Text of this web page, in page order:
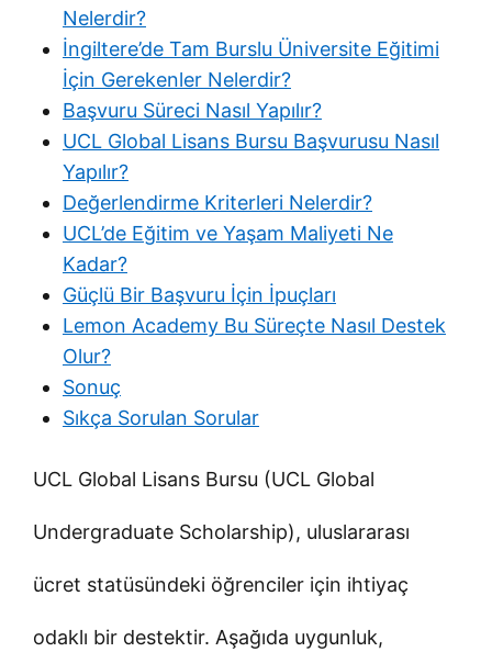
Nelerdir?
İngiltere’de Tam Burslu Üniversite Eğitimi
İçin Gerekenler Nelerdir?
Başvuru Süreci Nasıl Yapılır?
UCL Global Lisans Bursu Başvurusu Nasıl
Yapılır?
Değerlendirme Kriterleri Nelerdir?
UCL’de Eğitim ve Yaşam Maliyeti Ne
Kadar?
Güçlü Bir Başvuru İçin İpuçları
Lemon Academy Bu Süreçte Nasıl Destek
Olur?
Sonuç
Sıkça Sorulan Sorular
UCL Global Lisans Bursu (UCL Global
Undergraduate Scholarship), uluslararası
ücret statüsündeki öğrenciler için ihtiyaç
odaklı bir destektir. Aşağıda uygunluk,